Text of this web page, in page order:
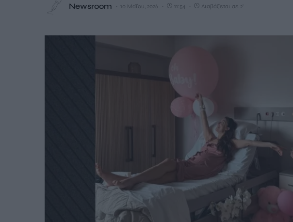
Newsroom 10 Μαΐου, 2026 11:54 Διαβάζεται σε 2'